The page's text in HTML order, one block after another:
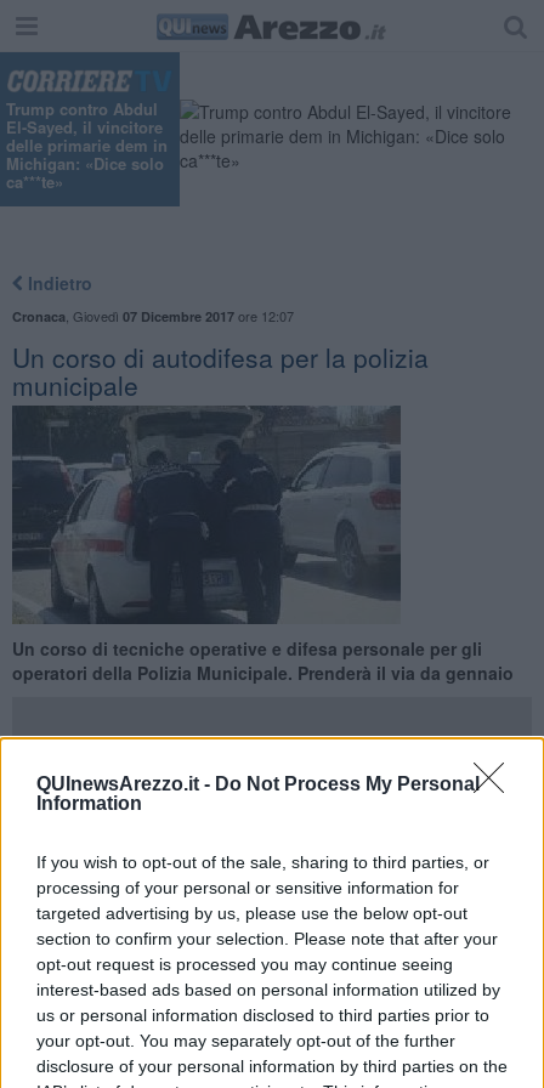
QUInewsArezzo.it - Do Not Process My Personal
Information
If you wish to opt-out of the sale, sharing to third parties, or
processing of your personal or sensitive information for
targeted advertising by us, please use the below opt-out
section to confirm your selection. Please note that after your
opt-out request is processed you may continue seeing
interest-based ads based on personal information utilized by
us or personal information disclosed to third parties prior to
your opt-out. You may separately opt-out of the further
disclosure of your personal information by third parties on the
Trump contro Abdul
El-Sayed, il vincitore
delle primarie dem in
Michigan: «Dice solo
ca***te»
Indietro
Cronaca Giovedì 07 Dicembre 2017ore 12:07
Un corso di autodifesa per la polizia
municipale
Un corso di tecniche operative e difesa personale per gli
operatori della Polizia Municipale. Prenderà il via da gennaio
autodifesa per il personale della Polizia Municipale. È stato
presentato dall’assessoreTiziana Nisinie dal comandanteCino
Augusto Cecchini. La prima parte delle lezioni sarà svolta in aula
dove verranno affrontati gli aspetti teorici, la seconda in area
aperta, ma chiusa al pubblico, e saranno svolte le prove pratiche.
La terza riguarderà specificatamente la difesa personale in
palestra. Il corso sarà svolto in divisa.
Verrà illustrato quello che gli operatori saranno impegnati a
svolgere in strada e in palestra, fatte esercitazioni su posti di
controllo a veicoli, fermo di veicoli in movimento, controllo degli